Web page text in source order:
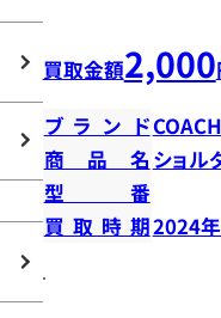
買取金額2,000
ブランドCOACH
商品名 ショル
型番
買取時期2024